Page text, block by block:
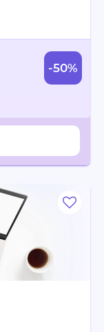
-50%